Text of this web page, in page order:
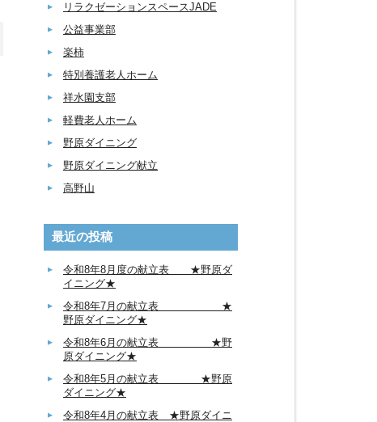
リラクゼーションスペースJADE
公益事業部
楽柿
特別養護老人ホーム
祥水園支部
軽費老人ホーム
野原ダイニング
野原ダイニング献立
高野山
最近の投稿
令和8年8月度の献立表 ★野原ダ
イニング★
令和8年7月の献立表 ★
野原ダイニング★
令和8年6月の献立表 ★野
原ダイニング★
令和8年5月の献立表 ★野原
ダイニング★
令和8年4月の献立表 ★野原ダイニ